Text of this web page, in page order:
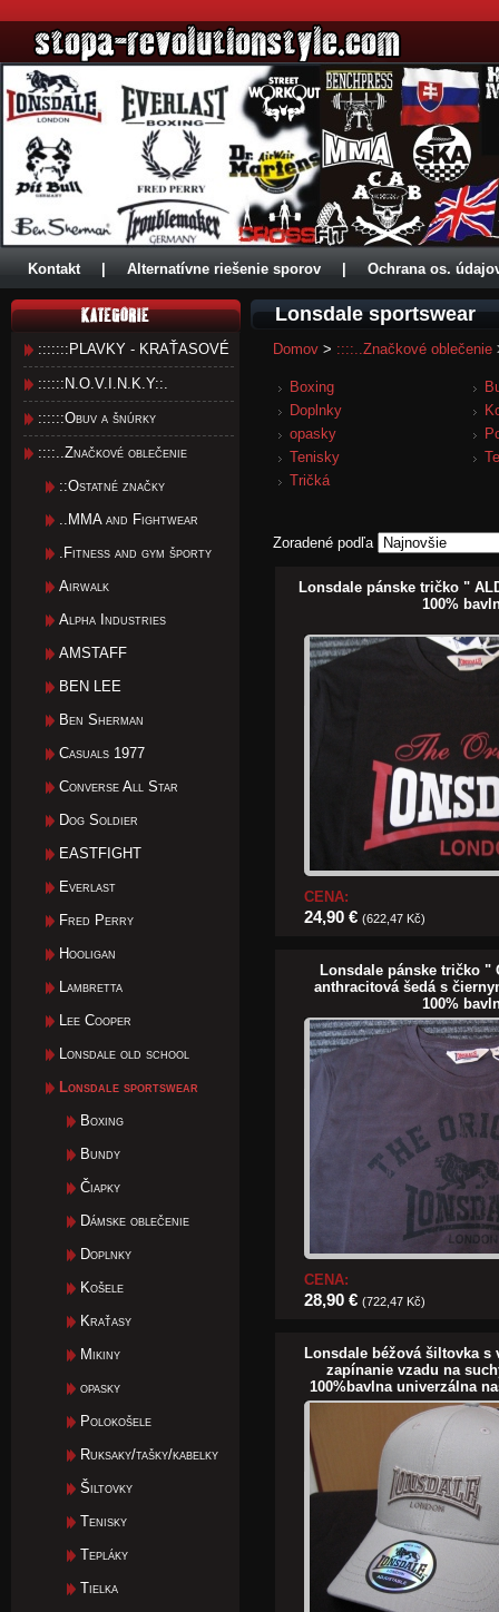
Kontakt Alternatívne riešenie sporov Ochrana os.
:::::::PLAVKY - KRAŤASOVÉ
::::::N.O.V.I.N.K.Y::.
::::::Obuv a šnúrky
::::..Značkové oblečenie
::Ostatné značky
..MMA and Fightwear
.Fitness and gym športy
Airwalk
Alpha Industries
AMSTAFF
BEN LEE
Ben Sherman
Casuals 1977
Converse All Star
Dog Soldier
EASTFIGHT
Everlast
Fred Perry
Hooligan
Lambretta
Lee Cooper
Lonsdale old school
Lonsdale sportswear
Boxing
Bundy
Čiapky
Dámske oblečenie
Doplnky
Košele
Kraťasy
Mikiny
opasky
Polokošele
Ruksaky/tašky/kabelky
Šiltovky
Tenisky
Tepláky
Tielka
Lonsdale sportswear
Domov > ::::..Značkové oblečenie
Boxing
Doplnky
opasky
Tenisky
Tričká
Zoradené podľa
Lonsdale pánske tričko "
100%
CENA:
24,90 € (622,47 Kč)
Lonsdale pánske tričko "
anthracitová šedá s
100%
CENA:
28,90 € (722,47 Kč)
Lonsdale béžová šiltovka
zapínanie vzadu na
100%bavlna univerzálna